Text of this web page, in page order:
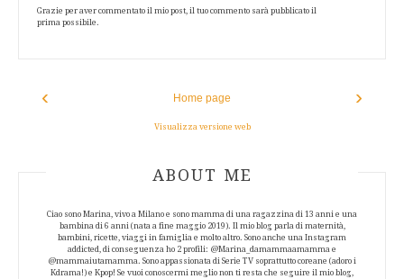
Grazie per aver commentato il mio post, il tuo commento sarà pubblicato il
prima possibile.
‹ ›
Home page
Visualizza versione web
ABOUT AUTHOR
ABOUT ME
Ciao sono Marina, vivo a Milano e sono mamma di una ragazzina di 13 anni e una
bambina di 6 anni (nata a fine maggio 2019). Il mio blog parla di maternità,
bambini, ricette, viaggi in famiglia e molto altro. Sono anche una Instagram
addicted, di conseguenza ho 2 profili: @Marina_damammaamamma e
@mammaiutamamma. Sono appassionata di Serie TV soprattutto coreane (adoro i
Kdrama!) e Kpop! Se vuoi conoscermi meglio non ti resta che seguire il mio blog,